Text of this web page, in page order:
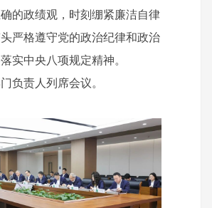
的政绩观，时刻绷紧廉洁自律
严格遵守党的政治纪律和政治
实中央八项规定精神。
责人列席会议。